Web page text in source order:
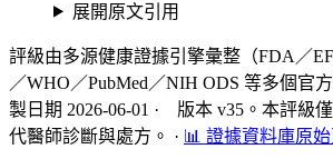
展開原文引用
評級由多源健康證據引擎彙整（FDA／
／WHO／PubMed／NIH ODS 等多個官
製日期 2026-06-01 · 版本 v35。本評級
代醫師診斷與處方。 · 📊 證據資料庫原